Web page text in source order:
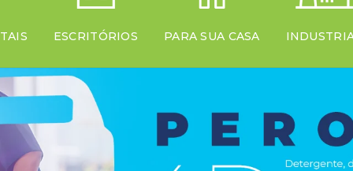
ESCRITÓRIOS PARA SUA CASA